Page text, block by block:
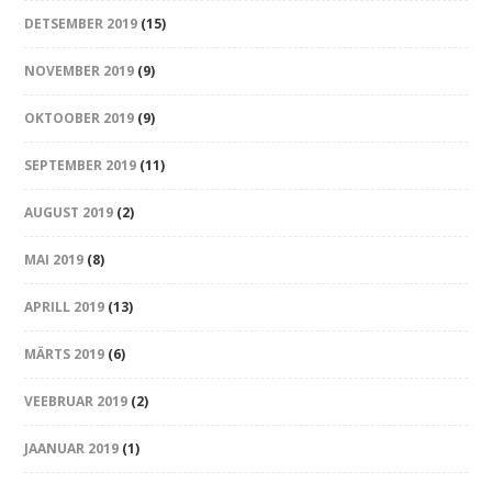
DETSEMBER 2019 (15)
NOVEMBER 2019 (9)
OKTOOBER 2019 (9)
SEPTEMBER 2019 (11)
AUGUST 2019 (2)
MAI 2019 (8)
APRILL 2019 (13)
MÄRTS 2019 (6)
VEEBRUAR 2019 (2)
JAANUAR 2019 (1)